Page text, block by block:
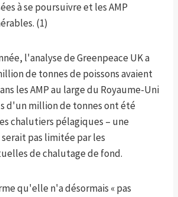
à se poursuivre et les AMP
(1)
l'analyse de Greenpeace UK a
de tonnes de poissons avaient
les AMP au large du Royaume-Uni
d'un million de tonnes ont été
chalutiers pélagiques – une
pas limitée par les
de chalutage de fond.
qu'elle n'a désormais « pas